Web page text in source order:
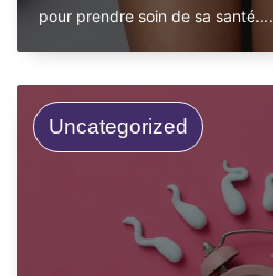
pour prendre soin de sa santé....
Uncategorized